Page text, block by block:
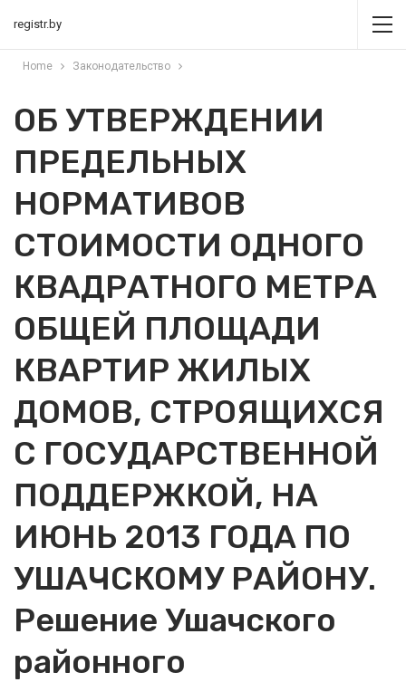
registr.by
Home Законодательство
ОБ УТВЕРЖДЕНИИ
ПРЕДЕЛЬНЫХ
НОРМАТИВОВ
СТОИМОСТИ ОДНОГО
КВАДРАТНОГО МЕТРА
ОБЩЕЙ ПЛОЩАДИ
КВАРТИР ЖИЛЫХ
ДОМОВ, СТРОЯЩИХСЯ
С ГОСУДАРСТВЕННОЙ
ПОДДЕРЖКОЙ, НА
ИЮНЬ 2013 ГОДА ПО
УШАЧСКОМУ РАЙОНУ.
Решение Ушачского
районного